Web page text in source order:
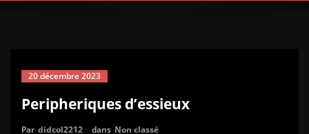
20 décembre 2023
Peripheriques d’essieux
Par didcol2212 dans Non classé